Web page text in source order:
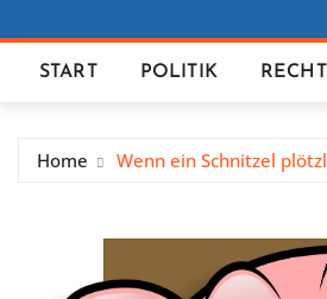
START POLITIK RECHT
Home Wenn ein Schnitzel